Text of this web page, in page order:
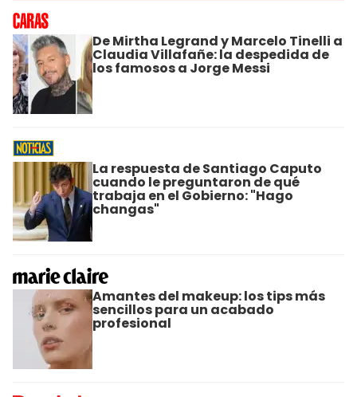
De Mirtha Legrand y Marcelo Tinelli a
Claudia Villafañe: la despedida de
los famosos a Jorge Messi
La respuesta de Santiago Caputo
cuando le preguntaron de qué
trabaja en el Gobierno: "Hago
changas"
Amantes del makeup: los tips más
sencillos para un acabado
profesional